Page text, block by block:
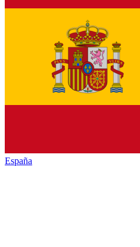
España